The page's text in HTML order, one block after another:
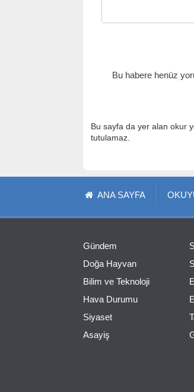
Bu habere henüz
Bu sayfa da yer alan okur
tutulamaz.
ANA SAYFA
Gündem
Doğa Hayvan
Bilim ve Teknoloji
Hava Durumu
Siyaset
Asayiş